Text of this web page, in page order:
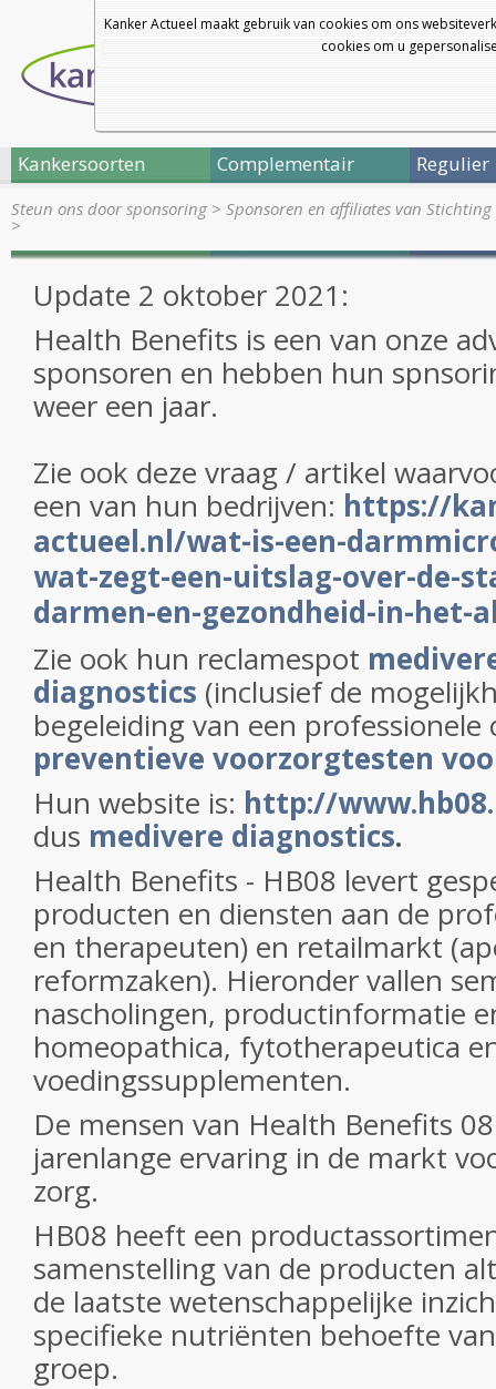
Kanker Actueel maakt gebruik van cookies om ons
cookies om u
Kankersoorten Complementair Regulier
Steun ons door sponsoring > Sponsoren en affiliates van
>
Update 2 oktober 2021:
Health Benefits is een van onze
sponsoren en hebben hun
weer een jaar.
Zie ook deze vraag / artikel
een van hun bedrijven: https://
actueel.nl/wat-is-een-
wat-zegt-een-uitslag-over-de-
darmen-en-gezondheid-in-het-
Zie ook hun reclamespot
diagnostics (inclusief de
begeleiding van een professionele
preventieve voorzorgtesten
Hun website is: http://
dus medivere diagnostics.
Health Benefits - HB08 levert
producten en diensten aan de
en therapeuten) en retailmarkt
reformzaken). Hieronder vallen
nascholingen, productinformatie
homeopathica, fytotherapeutica
voedingssupplementen.
De mensen van Health Benefits
jarenlange ervaring in de markt
zorg.
HB08 heeft een
samenstelling van de producten
de laatste wetenschappelijke
specifieke nutriënten behoefte
groep.